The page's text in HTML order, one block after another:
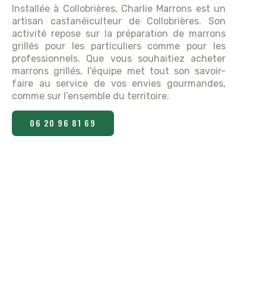
Installée à Collobrières, Charlie Marrons est un
artisan castanéiculteur de Collobrières. Son
activité repose sur la préparation de marrons
grillés pour les particuliers comme pour les
professionnels. Que vous souhaitiez acheter
marrons grillés, l’équipe met tout son savoir-
faire au service de vos envies gourmandes,
comme sur l’ensemble du territoire.
06 20 96 81 69